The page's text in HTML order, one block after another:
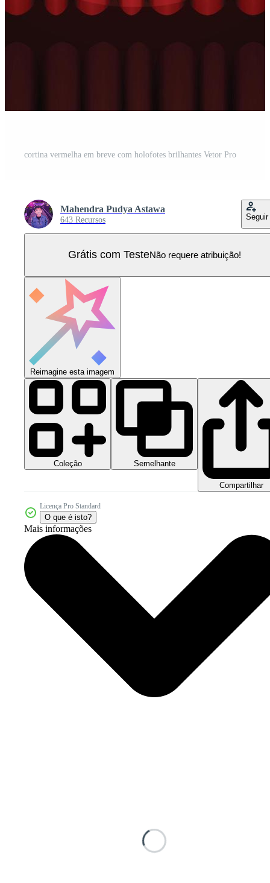
cortina vermelha em breve com holofotes brilhantes Vetor Pro
Mahendra Pudya Astawa
643 Recursos Seguir
Grátis com TesteNão requere atribuição!
Reimagine esta imagem
Coleção Semelhante
Compartilhar
Licença Pro Standard
O que é isto?
Mais informações